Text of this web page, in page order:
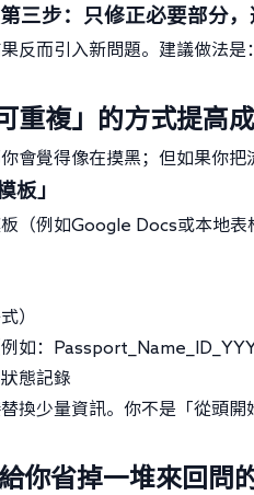
第三步：只修正必要部分
反而引入新問題。建議做法
重複」的方式提高
會覺得像在摸黑；但如果你
板」
（例如Google Docs或本地表
）
如：
態記錄
換少量資訊。你不是「從頭
你省掉一堆來回問